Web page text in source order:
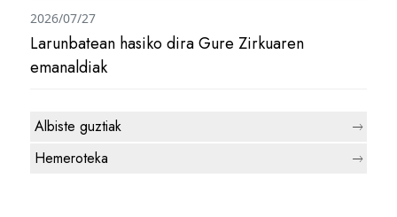
Larunbatean hasiko dira Gure Zirkuaren
emanaldiak
2026/07/27
Albiste guztiak
Hemeroteka